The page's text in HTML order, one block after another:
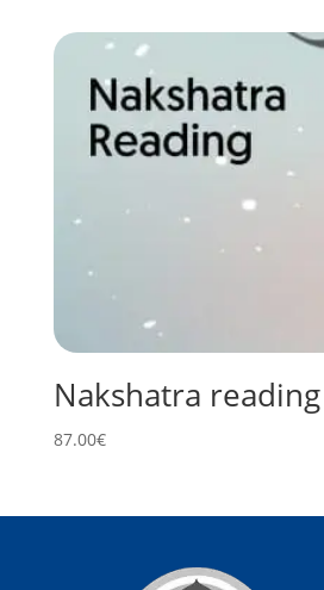
Nakshatra reading
87.00€